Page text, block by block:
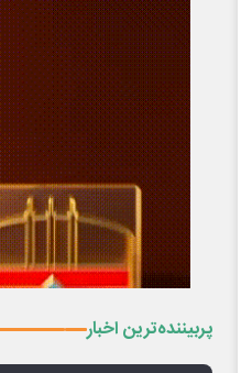
پربیننده‌ترین اخبار